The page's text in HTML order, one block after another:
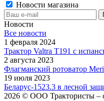
Новости магазина
Новости
Все новости
1 февраля 2024
Трактор Valtra T191 с
2 августа 2023
Флагманский ротоватор
19 июля 2023
Беларус-1523.3 в лесной
2026 © ООО Трактористы –